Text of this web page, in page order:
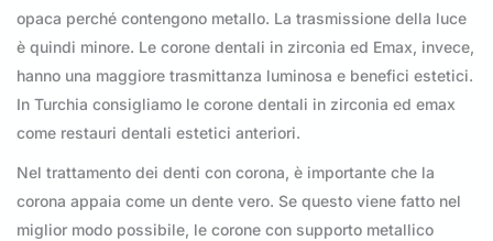
opaca perché contengono metallo. La trasmissione della luce
è quindi minore. Le corone dentali in zirconia ed Emax, invece,
hanno una maggiore trasmittanza luminosa e benefici estetici.
In Turchia consigliamo le corone dentali in zirconia ed emax
come restauri dentali estetici anteriori.
Nel trattamento dei denti con corona, è importante che la
corona appaia come un dente vero. Se questo viene fatto nel
miglior modo possibile, le corone con supporto metallico